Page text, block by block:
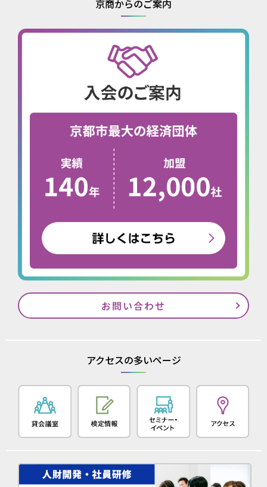
京商からのご案内
お問い合わせ
アクセスの多いページ